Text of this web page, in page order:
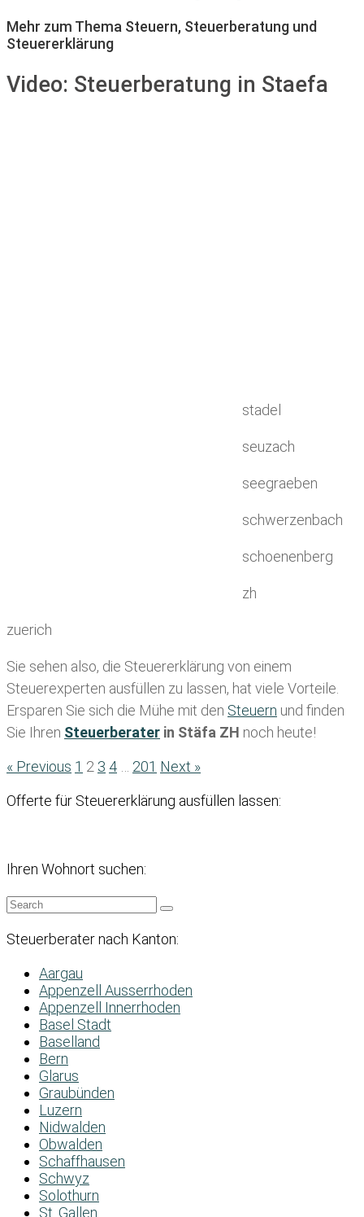
Mehr zum Thema Steuern, Steuerberatung und
Steuererklärung
Video: Steuerberatung in Staefa
stadel
seuzach
seegraeben
schwerzenbach
schoenenberg
zh
zuerich
Sie sehen also, die Steuererklärung von einem
Steuerexperten ausfüllen zu lassen, hat viele Vorteile.
Ersparen Sie sich die Mühe mit den Steuern und finden
Sie Ihren Steuerberater in Stäfa ZH noch heute!
« Previous 1 2 3 4 201 Next »
Offerte für Steuererklärung ausfüllen lassen:
Ihren Wohnort suchen:
Steuerberater nach Kanton:
Aargau
Appenzell Ausserrhoden
Appenzell Innerrhoden
Basel Stadt
Baselland
Bern
Glarus
Graubünden
Luzern
Nidwalden
Obwalden
Schaffhausen
Schwyz
Solothurn
St. Gallen